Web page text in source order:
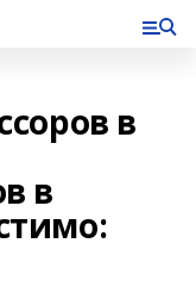
в
в